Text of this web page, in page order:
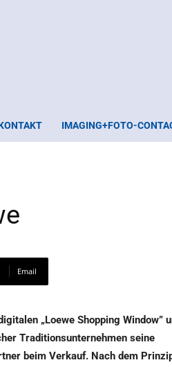
IMAGING+FOTO-
Email
„Loewe Shopping Window”
Traditionsunternehmen seine
beim Verkauf. Nach dem